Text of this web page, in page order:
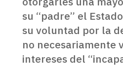
su “padre” el
su voluntad por la
no necesariamente
intereses del